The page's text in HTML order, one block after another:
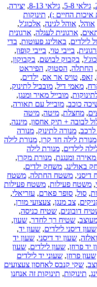
, גילאי 5-8 , גילאי 8-13 , יצירה,
איכות החיים :), תינוקות
אוהל, אוהל לגינה, אלכוג'ל,
, ארגונית לעגלה, ארגונית
לילדים, באולינג פעוטות, בדי
, בייבי טוי, בייבי קופון,
, בקבוק לבושם, בקבוקון,
, החתלה, הסטוק, הפיראט
, זאפ, טויס אר אס, ילדים,
, מאמי דיל, מובביל לתינוק,
, מובייל מאיר ומנגן,
כוכב, מובייל עם תאורה,
, מחצלת, מיטה, מיטה
לבובה + תיק אחסון, מיננה,
לרכב, מנורה לתינוק, מנורה
מנורת לילה חד קרן, מנורת לילה
לילדים, מנורת לילה
ומנגנת, מנורת מקרן,
באולינג, משחק ילדים,
, משטח החתלה, משטח
, משטח פעילות, משטח פעילות
, סול, סופר פארם, עזריאלי,
, צב מנגן, צעצועי מורן,
דובונים, שטיח כניסה,
, שטיח רך לחדר, שעון,
שעון דיסני לילדים, שעון יד,
, שעון יד דיסני, שעון יד
יד פרוזן, שעון לילדים, שעון
שעון פרוזן, שעוני יד לילדים
, שקי קנבס לאחסון צעצועים
, תינוקות, תינוקות זה אנחנו